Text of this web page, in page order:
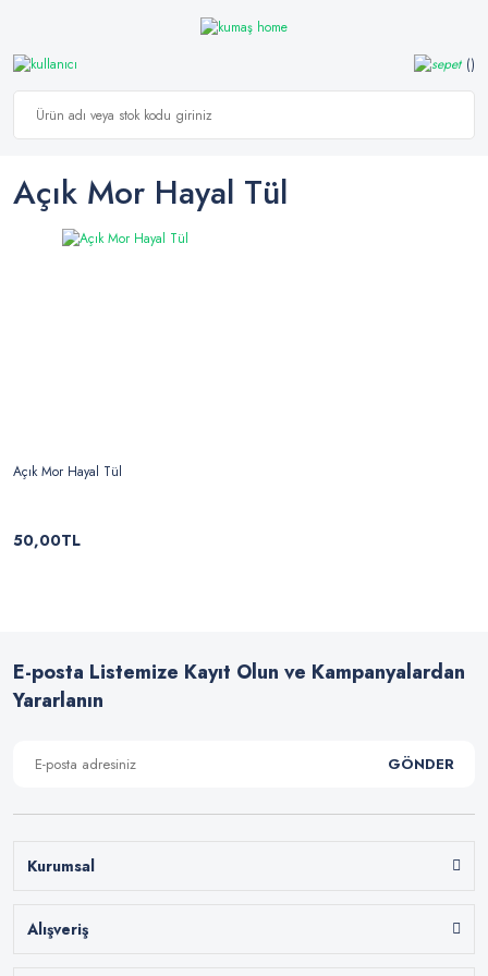
Açık Mor Hayal Tül
Açık Mor Hayal Tül
50,00TL
E-posta Listemize Kayıt Olun ve Kampanyalardan
Yararlanın
GÖNDER
Kurumsal
Alışveriş